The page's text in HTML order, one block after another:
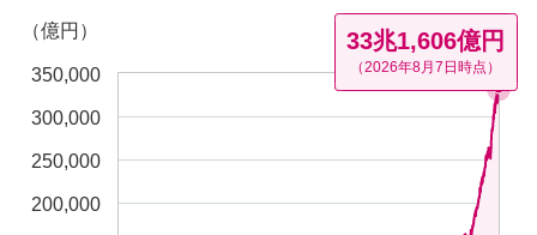
The chart has 1 X axis displaying Time. Data ranges from 2009-
The chart has 1 Y axis displaying （億円）. Data ranges from 4.87
（億円）
200,000
250,000
300,000
350,000
33兆1,606億円
（2026年8月7日時点）